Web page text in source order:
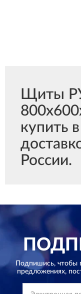
Щиты
купить
России.
Подпишись, чтобы
предложениях,